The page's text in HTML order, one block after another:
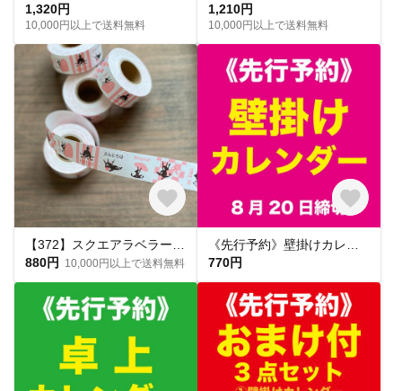
1,320円
10,000円以上で送料無料
1,210円
10,000円以上で送料無料
880円
10,000円以上で送料無料
770円